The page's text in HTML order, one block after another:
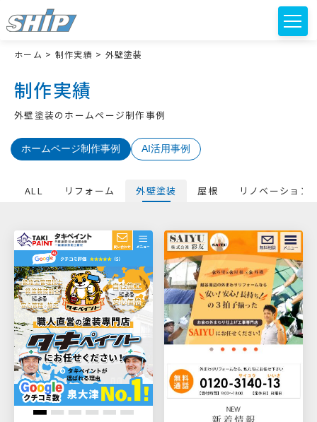
ホーム > 制作実績 > 外壁塗装
制作実績
外壁塗装のホームページ制作事例
ホームページ制作事例 AI活用事例
ALL リフォーム 外壁塗装 屋根 リノベーション